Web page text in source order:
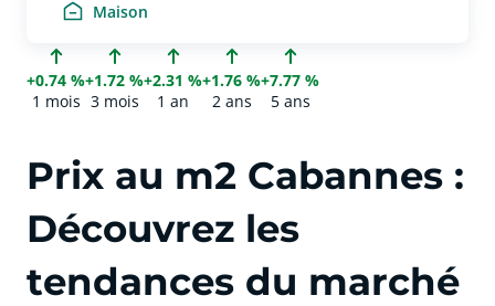
Maison
+0.74 %
1 mois
+1.72 %
3 mois
+2.31 %
1 an
+1.76 %
2 ans
+7.77 %
5 ans
Prix au m2 Cabannes :
Découvrez les
tendances du marché